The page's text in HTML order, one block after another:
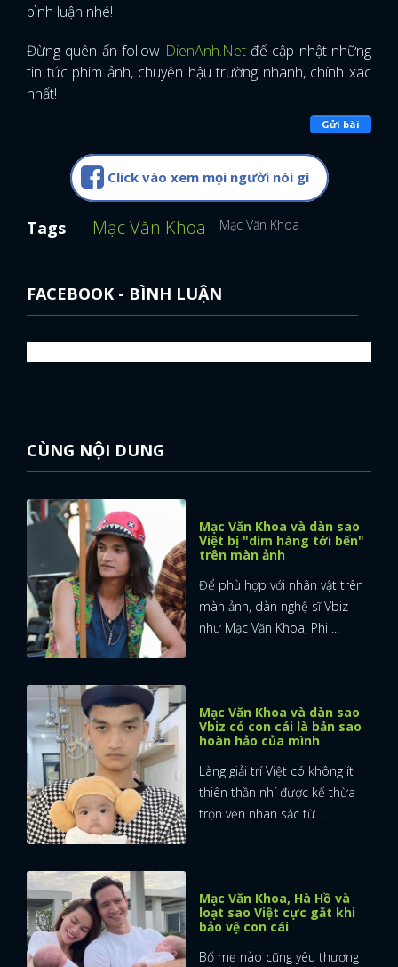
bình luận nhé!
Đừng quên ấn follow DienAnh.Netđể cập nhật những
tin tức phim ảnh, chuyện hậu trường nhanh, chính xác
nhất!
Gửi bài
Click vào xem mọi người nói gì
Tags Mạc Văn Khoa Mạc Văn Khoa
FACEBOOK - BÌNH LUẬN
CÙNG NỘI DUNG
Mạc Văn Khoa và dàn sao
Việt bị "dìm hàng tới bến"
trên màn ảnh
Để phù hợp với nhân vật trên
màn ảnh, dàn nghệ sĩ Vbiz
như Mạc Văn Khoa, Phi ...
Mạc Văn Khoa và dàn sao
Vbiz có con cái là bản sao
hoàn hảo của mình
Làng giải trí Việt có không ít
thiên thần nhí được kế thừa
trọn vẹn nhan sắc từ ...
Mạc Văn Khoa, Hà Hồ và
loạt sao Việt cực gắt khi
bảo vệ con cái
Bố mẹ nào cũng yêu thương